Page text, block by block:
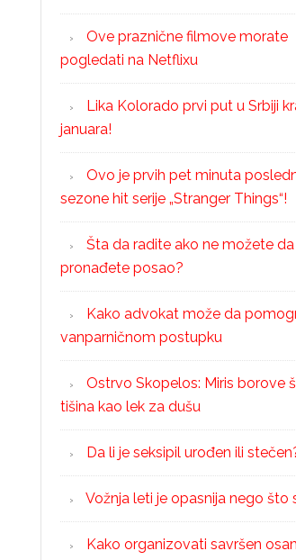
Ove praznične filmove morate
pogledati na Netflixu
Lika Kolorado prvi put u Srbiji
januara!
Ovo je prvih pet minuta
sezone hit serije „Stranger Things“!
Šta da radite ako ne možete da
pronađete posao?
Kako advokat može da
vanparničnom postupku
Ostrvo Skopelos: Miris borove
tišina kao lek za dušu
Da li je seksipil urođen ili
Vožnja leti je opasnija nego što
Kako organizovati savršen